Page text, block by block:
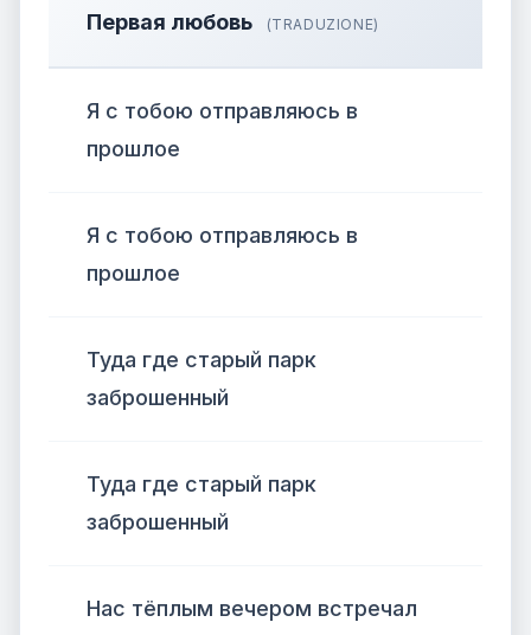
Первая любовь (TRADUZIONE)
Я с тобою отправляюсь в
прошлое
Я с тобою отправляюсь в
прошлое
Туда где старый парк
заброшенный
Туда где старый парк
заброшенный
Нас тёплым вечером встречал